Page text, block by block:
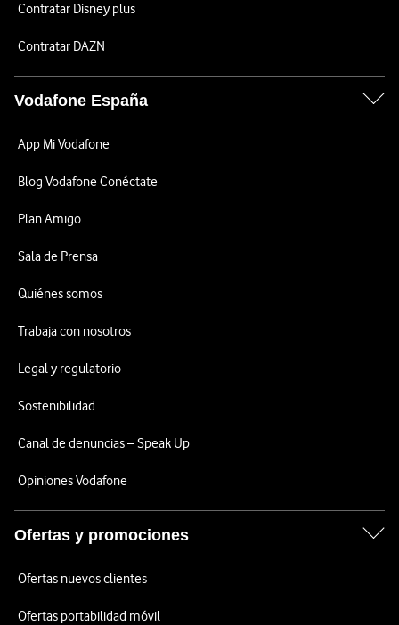
Contratar Disney plus
Contratar DAZN
Vodafone España
App Mi Vodafone
Blog Vodafone Conéctate
Plan Amigo
Sala de Prensa
Quiénes somos
Trabaja con nosotros
Legal y regulatorio
Sostenibilidad
Canal de denuncias – Speak Up
Opiniones Vodafone
Ofertas y promociones
Ofertas nuevos clientes
Ofertas portabilidad móvil